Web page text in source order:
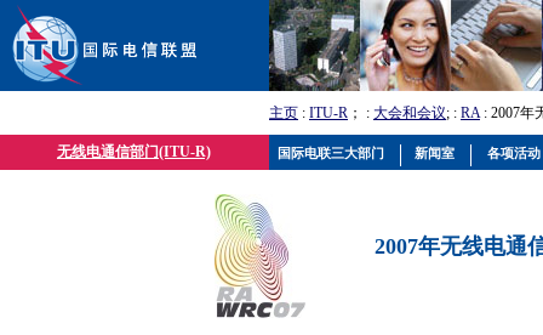
主页 : ITU-R ； : 大会和会议; : RA: 2007年
无线电通信部门(ITU-R)
2007年无线电通
国际电联三大部门 新闻室 各项活动